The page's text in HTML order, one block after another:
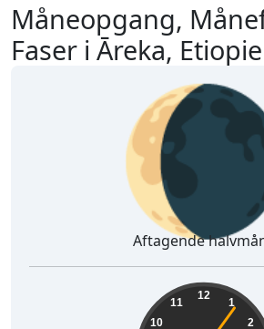
Måneopgang,
Faser i Āreka,
Aftagende
12
1
2
10
11